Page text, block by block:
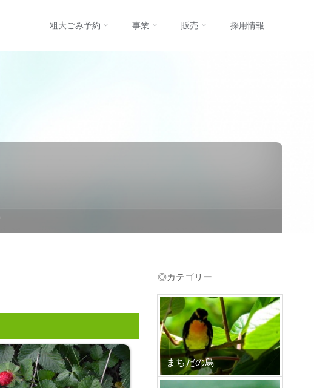
ツ
キ
粗大ごみ予約 事業 販売 採用情報
◎カテゴリー
まちだの鳥